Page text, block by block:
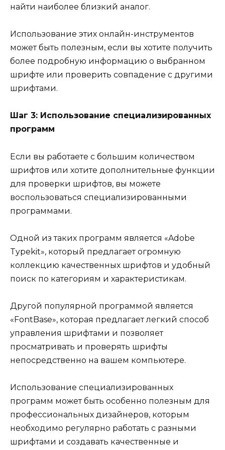
найти наиболее близкий аналог.
Использование этих онлайн-инструментов
может быть полезным, если вы хотите получить
более подробную информацию о выбранном
шрифте или проверить совпадение с другими
шрифтами.
Шаг 3: Использование специализированных
программ
Если вы работаете с большим количеством
шрифтов или хотите дополнительные функции
для проверки шрифтов, вы можете
воспользоваться специализированными
программами.
Одной из таких программ является «Adobe
Typekit», который предлагает огромную
коллекцию качественных шрифтов и удобный
поиск по категориям и характеристикам.
Другой популярной программой является
«FontBase», которая предлагает легкий способ
управления шрифтами и позволяет
просматривать и проверять шрифты
непосредственно на вашем компьютере.
Использование специализированных
программ может быть особенно полезным для
профессиональных дизайнеров, которым
необходимо регулярно работать с разными
шрифтами и создавать качественные и